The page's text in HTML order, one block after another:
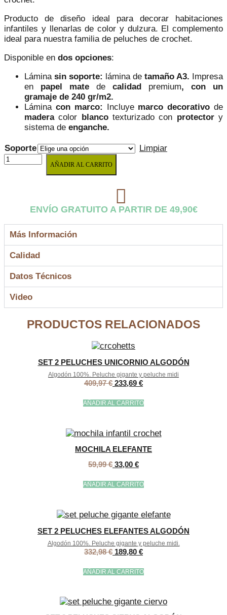
hasta
59,29 €
22,97 €
hasta
Producto de diseño ideal para decorar habitaciones
infantiles y llenarlas de color y dulzura. El complemento
ideal para nuestra familia de peluches de crochet.
Disponible en dos opciones:
Lámina sin soporte: lámina de tamaño A3. Impresa
en papel mate de calidad premium, con un
gramaje de 240 gr/m2.
Lámina con marco: Incluye marco decorativo de
maderacolor blancotexturizado con protectory
sistema de enganche.
Soporte
Limpiar
LÁMINA
AÑADIR AL CARRITO
ENVÍO GRATUITO A PARTIR DE 49,90€
Más Información
Calidad
Datos Técnicos
Video
PRODUCTOS RELACIONADOS
SET 2 PELUCHES UNICORNIO ALGODÓN
Algodón 100%. Peluche gigante y peluche midi
409,97€ 233,69 €
AÑADIR AL CARRITO
MOCHILA ELEFANTE
59,99€ 33,00 €
AÑADIR AL CARRITO
SET 2 PELUCHES ELEFANTES ALGODÓN
Algodón 100%. Peluche gigante y peluche midi.
332,98€ 189,80 €
AÑADIR AL CARRITO